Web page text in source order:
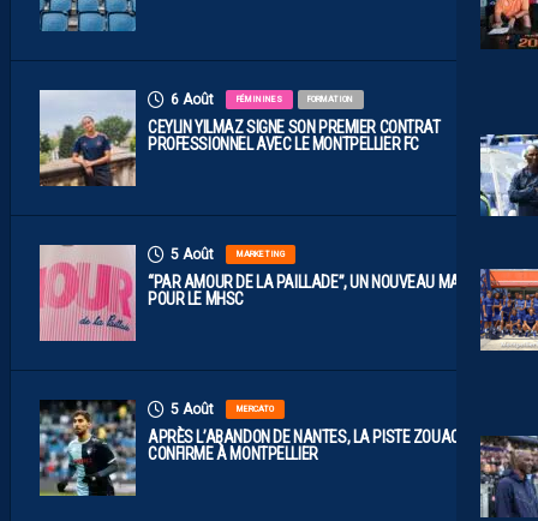
6 Août FÉMININES FORMATION
CEYLIN YILMAZ SIGNE SON PREMIER CONTRAT
PROFESSIONNEL AVEC LE MONTPELLIER FC
5 Août MARKETING
“PAR AMOUR DE LA PAILLADE”, UN NOUVEAU MAILLOT
POUR LE MHSC
5 Août MERCATO
APRÈS L’ABANDON DE NANTES, LA PISTE ZOUAOUI SE
CONFIRME À MONTPELLIER